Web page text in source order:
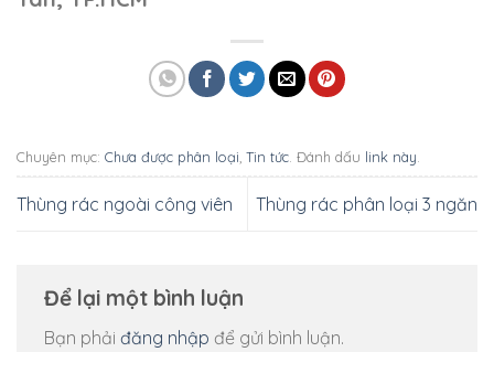
Chuyên mục: Chưa được phân loại Tin tức . Đánh dấu link này
Thùng rác ngoài công viên Thùng rác phân loại 3 ngăn
Để lại một bình luận
Bạn phải đăng nhập để gửi bình luận.